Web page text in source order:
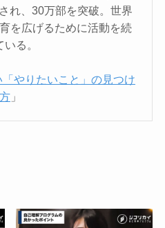
れ、30万部を突破。世界
を広げるために活動を続
いる。
やりたいこと」の見つけ
方 」